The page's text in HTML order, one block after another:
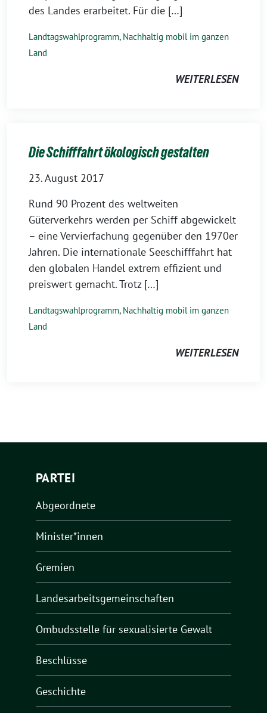
des Landes erarbeitet. Für die […]
Landtagswahlprogramm, Nachhaltig mobil im ganzen
Land
WEITERLESEN
Die Schifffahrt ökologisch gestalten
23. August 2017
Rund 90 Prozent des weltweiten
Güterverkehrs werden per Schiff abgewickelt
– eine Vervierfachung gegenüber den 1970er
Jahren. Die internationale Seeschifffahrt hat
den globalen Handel extrem effizient und
preiswert gemacht. Trotz […]
Landtagswahlprogramm, Nachhaltig mobil im ganzen
Land
WEITERLESEN
PARTEI
Abgeordnete
Minister*innen
Gremien
Landesarbeitsgemeinschaften
Ombudsstelle für sexualisierte Gewalt
Beschlüsse
Geschichte